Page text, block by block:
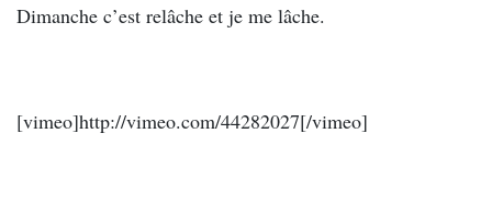
Dimanche c’est relâche et je me lâche.
[vimeo]http://vimeo.com/44282027[/vimeo]